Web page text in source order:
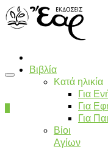
Βιβλία
Κατά ηλικία
Για
Για
Για
Βίοι
Αγίων